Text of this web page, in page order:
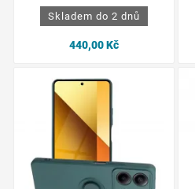
Skladem do 2 dnů
440,00 Kč